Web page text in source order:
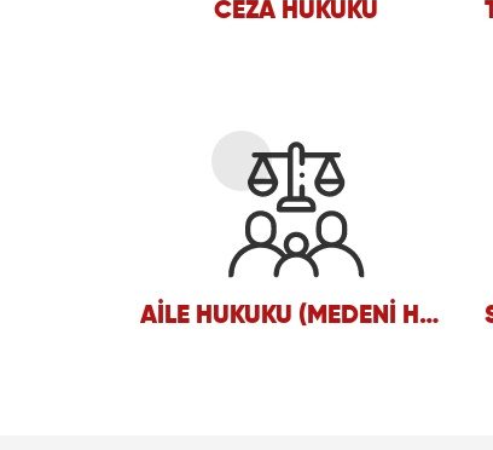
CEZA HUKUKU
AILE HUKUKU (MEDENI HUKUK)